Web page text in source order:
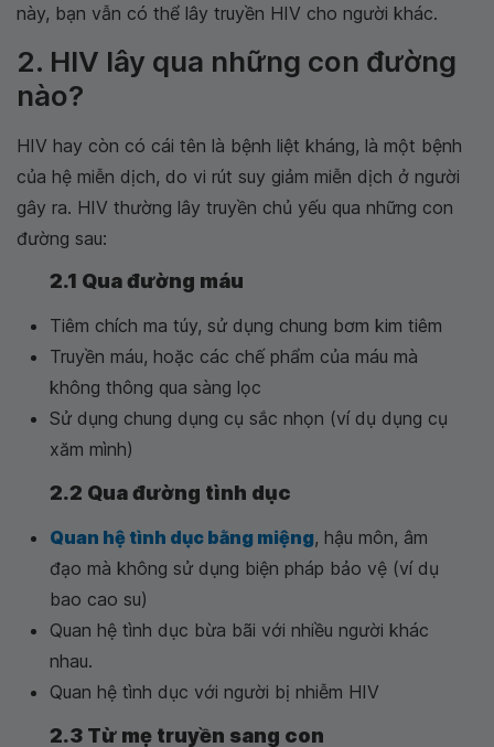
này, bạn vẫn có thể lây truyền HIV cho người khác.
2. HIV lây qua những con đường
nào?
HIV hay còn có cái tên là bệnh liệt kháng, là một bệnh
của hệ miễn dịch, do vi rút suy giảm miễn dịch ở người
gây ra. HIV thường lây truyền chủ yếu qua những con
đường sau:
2.1 Qua đường máu
Tiêm chích ma túy, sử dụng chung bơm kim tiêm
Truyền máu, hoặc các chế phẩm của máu mà
không thông qua sàng lọc
Sử dụng chung dụng cụ sắc nhọn (ví dụ dụng cụ
xăm mình)
2.2 Qua đường tình dục
Quan hệ tình dục bằng miệng, hậu môn, âm
đạo mà không sử dụng biện pháp bảo vệ (ví dụ
bao cao su)
Quan hệ tình dục bừa bãi với nhiều người khác
nhau.
Quan hệ tình dục với người bị nhiễm HIV
2.3 Từ mẹ truyền sang con